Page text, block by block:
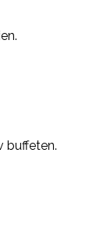
buffeten.